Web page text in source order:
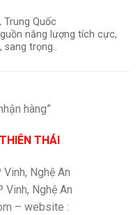
Trung Quốc
năng lượng tích cực,
sang trọng..
hàng”
THÁI
Nghệ An
Vinh, Nghệ An
– website :